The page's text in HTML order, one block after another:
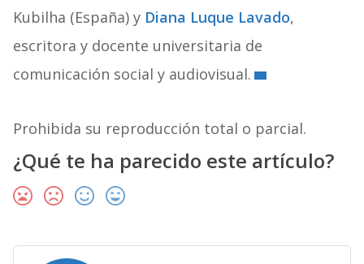
Kubilha (España) y Diana Luque Lavado,
escritora y docente universitaria de
comunicación social y audiovisual.
Prohibida su reproducción total o parcial.
¿Qué te ha parecido este artículo?